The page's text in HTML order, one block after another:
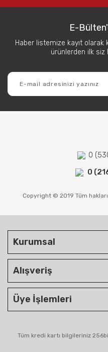
E-
Haber listemize kayıt
ürünlerden ilk siz
0
0
Copyright © 2019 Tüm
Kurumsal
Alışveriş
Üye İşlemleri
Tüm kredi kartı bilgileriniz